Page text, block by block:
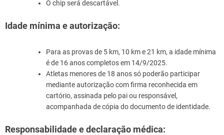
O chip será descartável.
Idade mínima e autorização:
Para as provas de 5 km, 10 km e 21 km, a idade mínima
é de 16 anos completos em 14/9/2025.
Atletas menores de 18 anos só poderão participar
mediante autorização com firma reconhecida em
cartório, assinada pelo pai ou responsável,
acompanhada de cópia do documento de identidade.
Responsabilidade e declaração médica: